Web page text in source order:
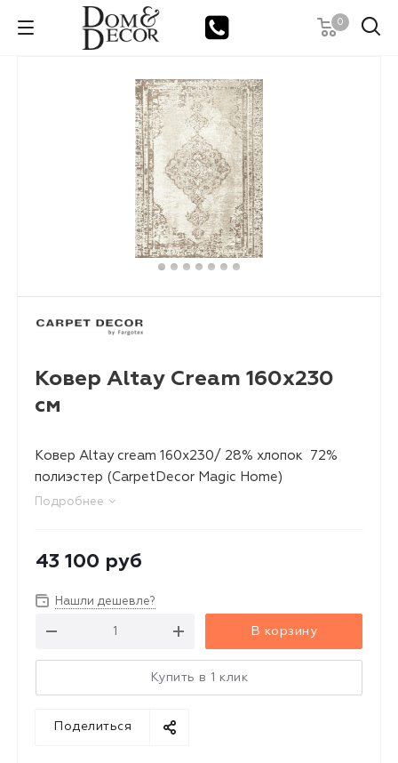
0
Ковер Altay Cream 160х230
см
Ковер Altay cream 160x230/ 28% хлопок 72%
полиэстер (CarpetDecor Magic Home)
Подробнее
43 100 руб
Нашли дешевле?
В корзину
Купить в 1 клик
Поделиться